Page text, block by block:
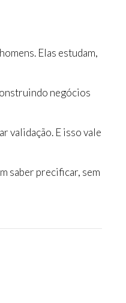
Elas estudam,
negócios
validação. E isso vale
saber precificar, sem